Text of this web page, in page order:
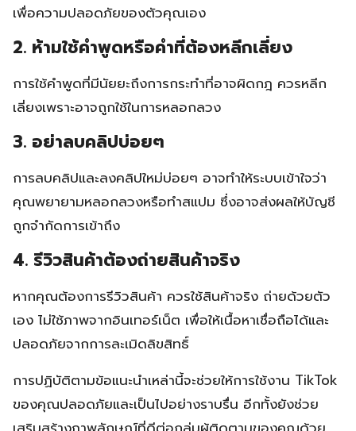
เพื่อความปลอดภัยของตัวคุณเอง
2. ห้ามใช้คำพูดหรือคำที่ต้องหลีกเลี่ยง
การใช้คำพูดที่มีนัยยะถึงการกระทำที่อาจผิดกฎ ควรหลีก
เลี่ยงเพราะอาจถูกใช้ในการหลอกลวง
3. อย่าลบคลิปบ่อยๆ
การลบคลิปและลงคลิปใหม่บ่อยๆ อาจทำให้ระบบเข้าใจว่า
คุณพยายามหลอกลวงหรือทำสแปม ซึ่งอาจส่งผลให้บัญชี
ถูกจำกัดการเข้าถึง
4. รีวิวสินค้าต้องถ่ายสินค้าจริง
หากคุณต้องการรีวิวสินค้า ควรใช้สินค้าจริง ถ่ายด้วยตัว
เอง ไม่ใช้ภาพจากอินเทอร์เน็ต เพื่อให้เนื้อหาเชื่อถือได้และ
ปลอดภัยจากการละเมิดลิขสิทธิ์
การปฏิบัติตามข้อแนะนำเหล่านี้จะช่วยให้การใช้งาน TikTok
ของคุณปลอดภัยและเป็นไปอย่างราบรื่น อีกทั้งยังช่วย